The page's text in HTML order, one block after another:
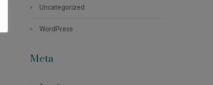
Uncategorized
WordPress
Meta